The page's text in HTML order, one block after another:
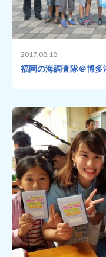
2017.08.18
福岡の海調査隊＠博